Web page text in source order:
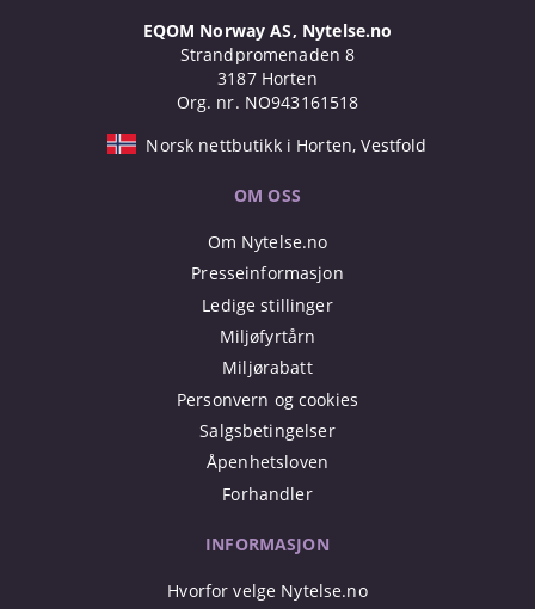
EQOM Norway AS, Nytelse.no
Strandpromenaden 8
3187 Horten
Org. nr. NO943161518
Norsk nettbutikk i Horten, Vestfold
OM OSS
Om Nytelse.no
Presseinformasjon
Ledige stillinger
Miljøfyrtårn
Miljørabatt
Personvern og cookies
Salgsbetingelser
Åpenhetsloven
Forhandler
INFORMASJON
Hvorfor velge Nytelse.no